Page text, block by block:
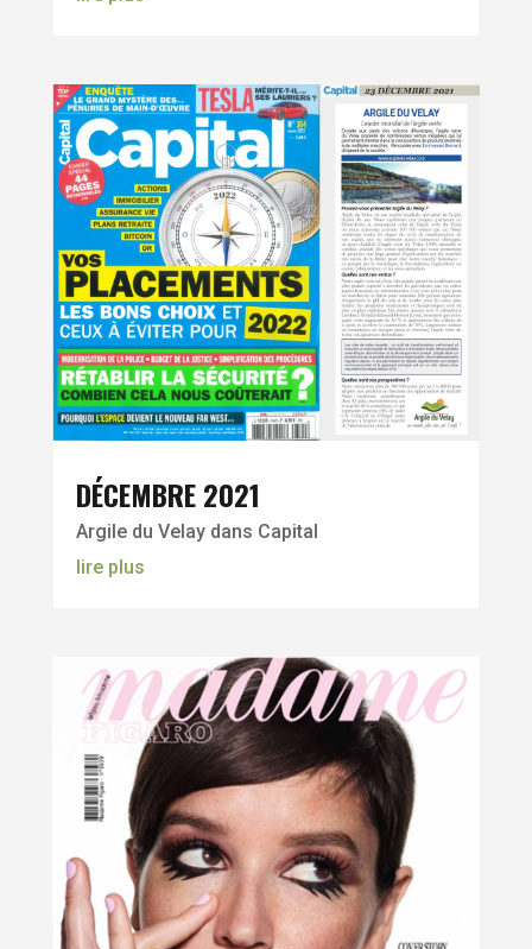
DÉCEMBRE 2021
Argile du Velay dans Capital
lire plus